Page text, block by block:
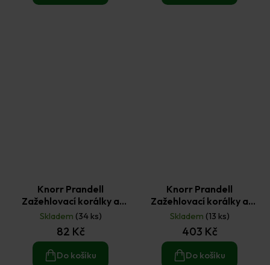
Knorr Prandell
Zažehlovací korálky a
podložka policejní auto
Skladem (34 ks)
82 Kč
Do košíku
Knorr Prandell
Zažehlovací korálky a
podložky princezna
Skladem (13 ks)
403 Kč
Do košíku